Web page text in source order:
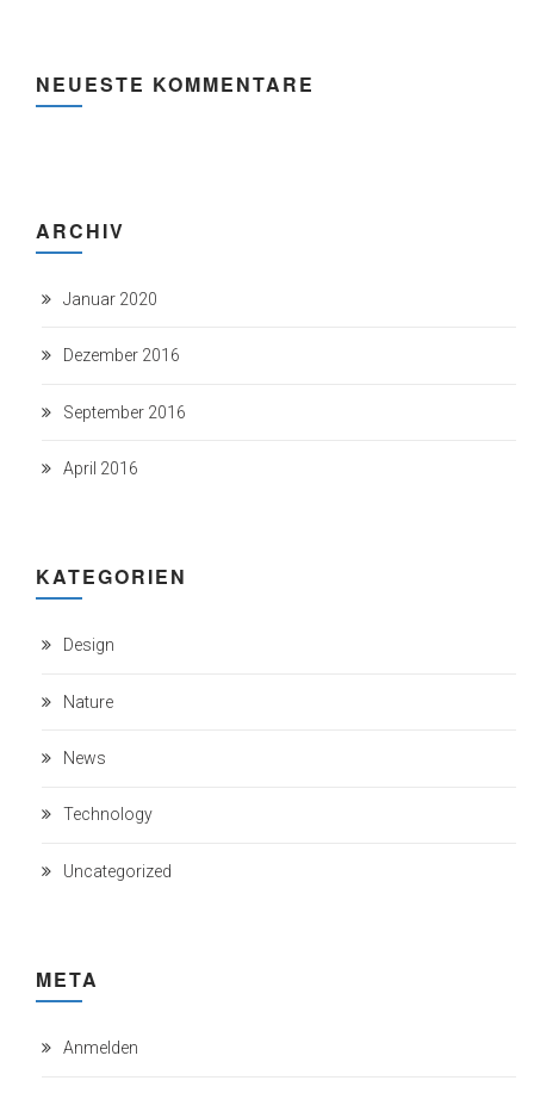
NEUESTE KOMMENTARE
ARCHIV
Januar 2020
Dezember 2016
September 2016
April 2016
KATEGORIEN
Design
Nature
News
Technology
Uncategorized
META
Anmelden